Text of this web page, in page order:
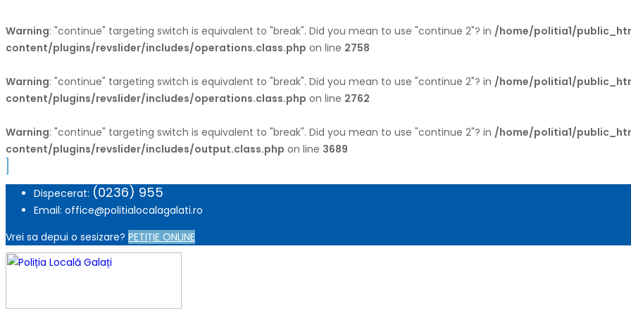
Warning: "continue" targeting switch is equivalent to "break". Did you mean to use "continue 2"? in /home/politia1/
content/plugins/revslider/includes/operations.class.php on line 2758
Warning: "continue" targeting switch is equivalent to "break". Did you mean to use "continue 2"? in /home/politia1/
content/plugins/revslider/includes/operations.class.php on line 2762
Warning: "continue" targeting switch is equivalent to "break". Did you mean to use "continue 2"? in /home/politia1/
content/plugins/revslider/includes/output.class.php on line 3689
Dispecerat: (0236) 955
Email: office@politialocalagalati.ro
Vrei sa depui o sesizare? PETIȚIE ONLINE